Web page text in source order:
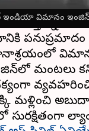
విమానం
ఉండటం వల్ల
వస్తున్న
పనుప్రమాదం
మంటలు
మళ్లించి